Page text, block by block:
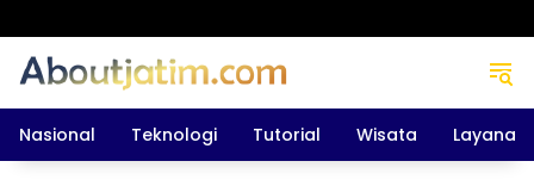
Nasional Teknologi Tutorial Wisata Layanan